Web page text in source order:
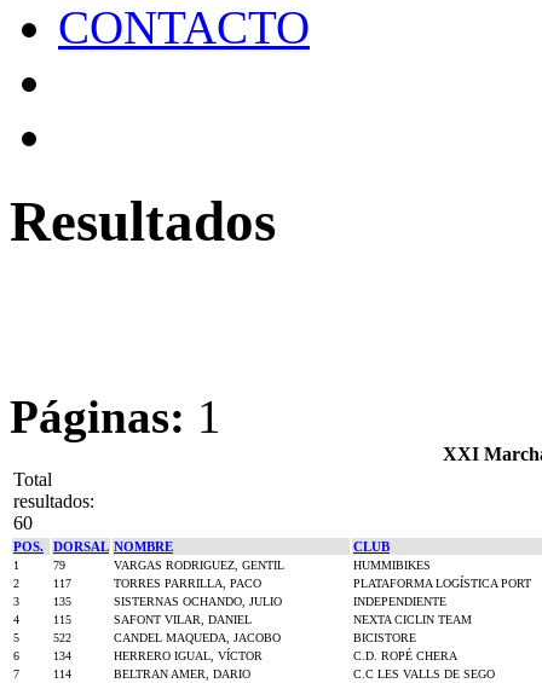
CONTACTO
Resultados
Páginas: 1
XXI
Total
resultados:
60
POS. DORSAL NOMBRE CLUB
1 79 VARGAS RODRIGUEZ, GENTIL
HUMMIBIKES
2
117 TORRES PARRILLA, PACO
PLATAFORMA LOGÍSTICA PORT
3
135 SISTERNAS OCHANDO, JULIO
INDEPENDIENTE
4
115 SAFONT VILAR, DANIEL
NEXTA CICLIN TEAM
5
522 CANDEL MAQUEDA, JACOBO
BICISTORE
6
134 HERRERO IGUAL, VÍCTOR
C.D. ROPÉ CHERA
7
114 BELTRAN AMER, DARIO
C.C LES VALLS DE SEGO